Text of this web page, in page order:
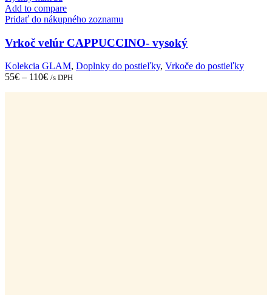
has
multiple
The
options
may
be
on
Add to compare
Pridať do nákupného zoznamu
Vrkoč velúr CAPPUCCINO- vysoký
Kolekcia GLAM, Doplnky do postieľky, Vrkoče do postieľky
55€ – 110€ /s DPH